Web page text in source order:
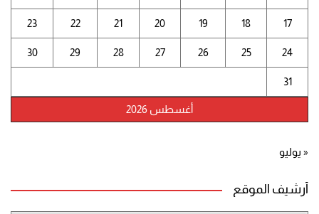
أغسطس 2026
17
18
19
20
21
22
23
24
25
26
27
28
29
30
31
« يوليو
أرشيف الموقع